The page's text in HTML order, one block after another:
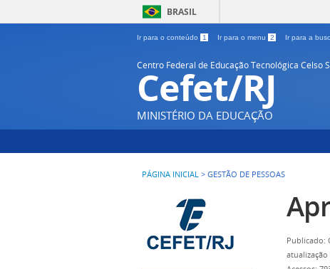
BRASIL
Ir para o conteúdo 1 Ir para o menu 2 Ir para a
Centro Federal de Educação Tecnológica Celso
Cefet/RJ
MINISTÉRIO DA EDUCAÇÃO
PÁGINA INICIAL > GESTÃO DE PESSOAS
Publicado:
atualização